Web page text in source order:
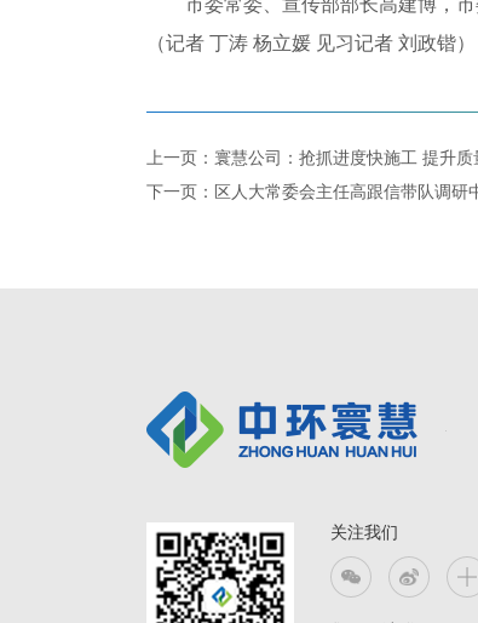
市委常委、宣传部部长高建博，市
（记者 丁涛 杨立媛 见习记者 刘政锴）
上一页：寰慧公司：抢抓进度快施工 提升质
下一页：区人大常委会主任高跟信带队调研
关注我们